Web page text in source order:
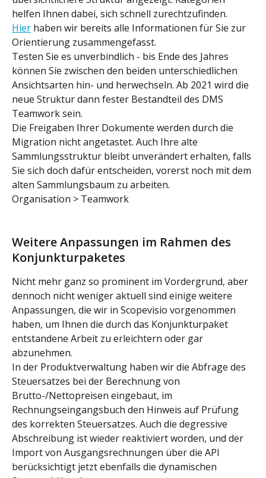
helfen Ihnen dabei, sich schnell zurechtzufinden.
Hier haben wir bereits alle Informationen für Sie zur
Orientierung zusammengefasst.
Testen Sie es unverbindlich - bis Ende des Jahres
können Sie zwischen den beiden unterschiedlichen
Ansichtsarten hin- und herwechseln. Ab 2021 wird die
neue Struktur dann fester Bestandteil des DMS
Teamwork sein.
Die Freigaben Ihrer Dokumente werden durch die
Migration nicht angetastet. Auch Ihre alte
Sammlungsstruktur bleibt unverändert erhalten, falls
Sie sich doch dafür entscheiden, vorerst noch mit dem
alten Sammlungsbaum zu arbeiten.
Organisation > Teamwork
Weitere Anpassungen im Rahmen des
Konjunkturpaketes
Nicht mehr ganz so prominent im Vordergrund, aber
dennoch nicht weniger aktuell sind einige weitere
Anpassungen, die wir in Scopevisio vorgenommen
haben, um Ihnen die durch das Konjunkturpaket
entstandene Arbeit zu erleichtern oder gar
abzunehmen.
In der Produktverwaltung haben wir die Abfrage des
Steuersatzes bei der Berechnung von
Brutto-/Nettopreisen eingebaut, im
Rechnungseingangsbuch den Hinweis auf Prüfung
des korrekten Steuersatzes. Auch die degressive
Abschreibung ist wieder reaktiviert worden, und der
Import von Ausgangsrechnungen über die API
berücksichtigt jetzt ebenfalls die dynamischen